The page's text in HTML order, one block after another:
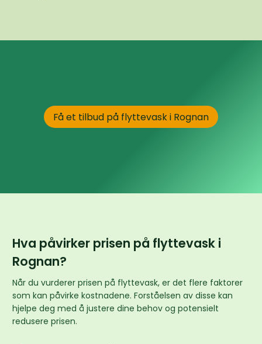
Få et tilbud på flyttevask i Rognan
Hva påvirker prisen på flyttevask i
Rognan?
Når du vurderer prisen på flyttevask, er det flere faktorer
som kan påvirke kostnadene. Forståelsen av disse kan
hjelpe deg med å justere dine behov og potensielt
redusere prisen.